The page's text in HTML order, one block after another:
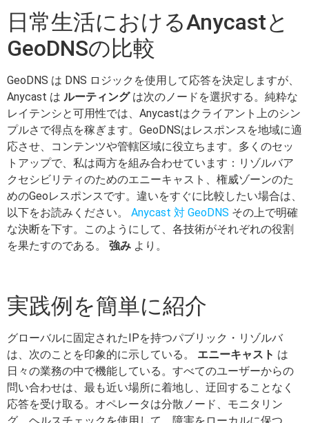
日常生活におけるAnycastと
GeoDNSの比較
GeoDNS は DNS ロジックを使用して応答を決定しますが、
Anycast は ルーティングは次のノードを選択する。純粋な
レイテンシと可用性では、Anycastはクライアント上のシン
プルさで得点を稼ぎます。GeoDNSはレスポンスを地域に適
応させ、コンテンツや管轄区域に役立ちます。多くのセッ
トアップで、私は両方を組み合わせています：リゾルバア
クセシビリティのためのエニーキャスト、権威ゾーンのた
めのGeoレスポンスです。違いをすぐに比較したい場合は、
以下をお読みください。 Anycast 対 GeoDNS その上で明確
な決断を下す。このようにして、各技術がそれぞれの役割
を果たすのである。 強み より。
実践例を簡単に紹介
グローバルに固定されたIPを持つパブリック・リゾルバ
は、次のことを印象的に示している。 エニーキャスト は
日々の業務の中で機能している。すべてのユーザーからの
問い合わせは、最も近い場所に着地し、迂回することなく
応答を受け取る。オペレータは分散ノード、モニタリン